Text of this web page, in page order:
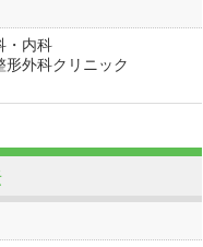
科・内科
形外科クリニック